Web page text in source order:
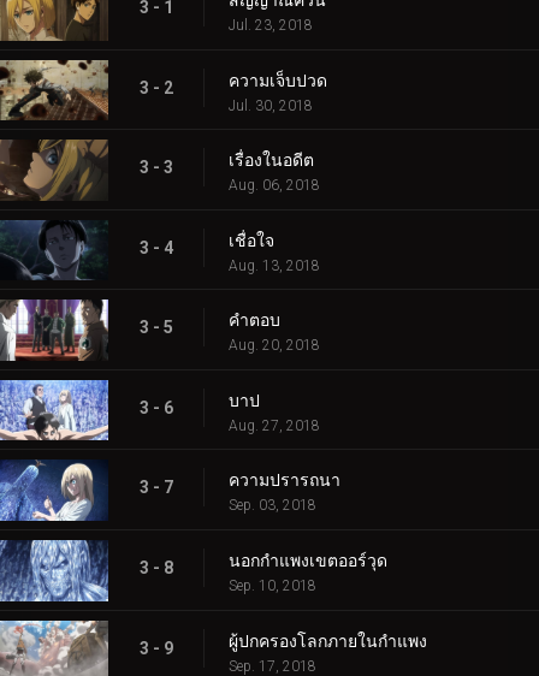
3 - 1
Jul. 23, 2018
3 - 2 ความเจ็บปวด
Jul. 30, 2018
3 - 3 เรื่องในอดีต
Aug. 06, 2018
3 - 4 เชื่อใจ
Aug. 13, 2018
3 - 5 คำตอบ
Aug. 20, 2018
3 - 6 บาป
Aug. 27, 2018
3 - 7 ความปรารถนา
Sep. 03, 2018
3 - 8 นอกกำแพงเขตออร์วุด
Sep. 10, 2018
3 - 9 ผู้ปกครองโลกภายในกำแพง
Sep. 17, 2018